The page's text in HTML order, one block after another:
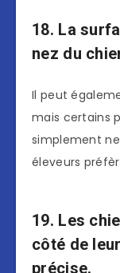
18. La
nez du
Il peut
mais certains
simplement
éleveurs
19. Les
côté de
précise.